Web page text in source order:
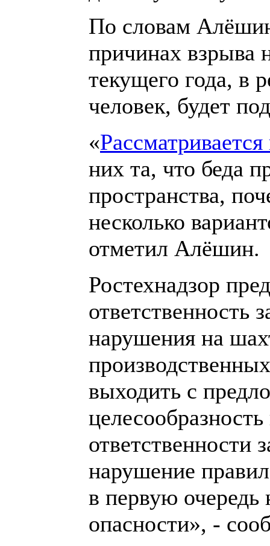
По словам
причинах взрыва
текущего года, в
человек, будет
«
них та, что беда
пространства,
несколько
отметил Алёшин.
Ростехнадзор
ответственность
нарушения на
выходить с
ответственности
нарушение
в первую очередь
опасности», -